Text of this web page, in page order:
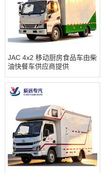
JAC 4x2 移动厨房食品车由柴
油快餐车供应商提供